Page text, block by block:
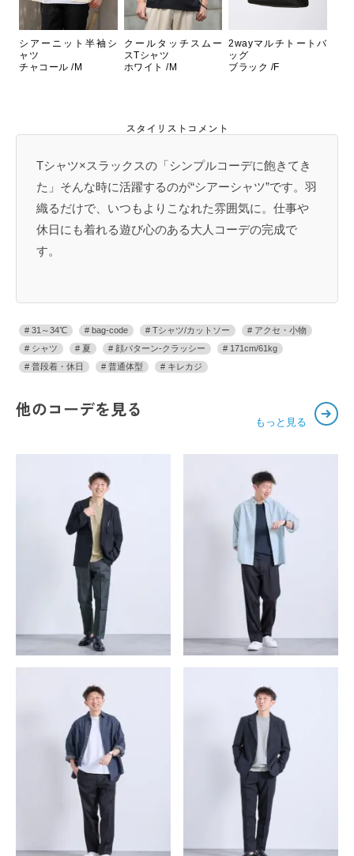
シアーニット半袖シ
ャツ
チャコール /M
クールタッチスムー
スTシャツ
ホワイト /M
2wayマルチトートバ
ッグ
ブラック /F
スタイリストコメント
Tシャツ×スラックスの「シンプルコーデに飽きてき
た」そんな時に活躍するのが“シアーシャツ”です。羽
織るだけで、いつもよりこなれた雰囲気に。仕事や
休日にも着れる遊び心のある大人コーデの完成で
す。
31～34℃ bag-code Tシャツ/カットソー
アクセ・小物
シャツ
夏 顔パターン-クラッシー
171cm/61kg
普段着・休日
普通体型 キレカジ
他のコーデを見る
もっと見る